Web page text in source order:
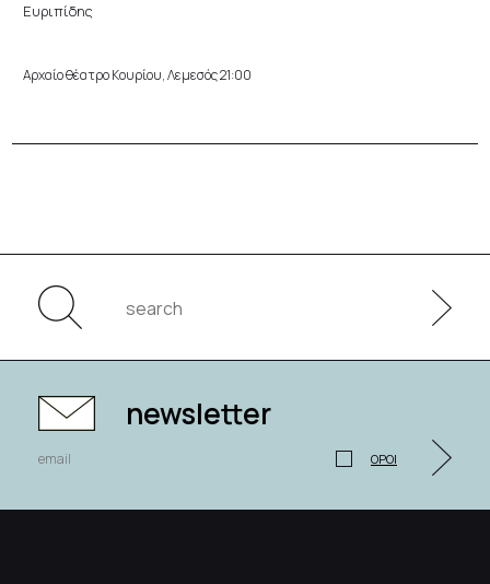
Ευριπίδης
Αρχαίο θέατρο Κουρίου, Λεμεσός 21:00
newsletter
ΟΡΟΙ